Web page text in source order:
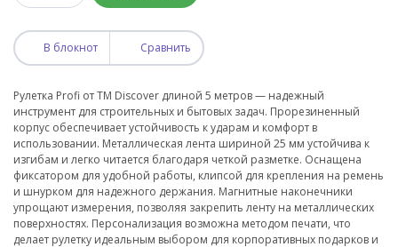
В блокнот Сравнить
Рулетка Profi от TM Discover длиной 5 метров — надежный
инструмент для строительных и бытовых задач. Прорезиненный
корпус обеспечивает устойчивость к ударам и комфорт в
использовании. Металлическая лента шириной 25 мм устойчива к
изгибам и легко читается благодаря четкой разметке. Оснащена
фиксатором для удобной работы, клипсой для крепления на ремень
и шнурком для надежного держания. Магнитные наконечники
упрощают измерения, позволяя закрепить ленту на металлических
поверхностях. Персонализация возможна методом печати, что
делает рулетку идеальным выбором для корпоративных подарков и